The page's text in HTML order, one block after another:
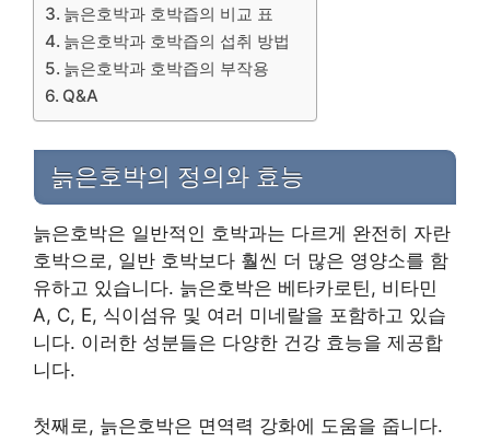
늙은호박과 호박즙의 비교 표
늙은호박과 호박즙의 섭취 방법
늙은호박과 호박즙의 부작용
Q&A
늙은호박의 정의와 효능
늙은호박은 일반적인 호박과는 다르게 완전히 자란
호박으로, 일반 호박보다 훨씬 더 많은 영양소를 함
유하고 있습니다. 늙은호박은 베타카로틴, 비타민
A, C, E, 식이섬유 및 여러 미네랄을 포함하고 있습
니다. 이러한 성분들은 다양한 건강 효능을 제공합
니다.
첫째로, 늙은호박은 면역력 강화에 도움을 줍니다.